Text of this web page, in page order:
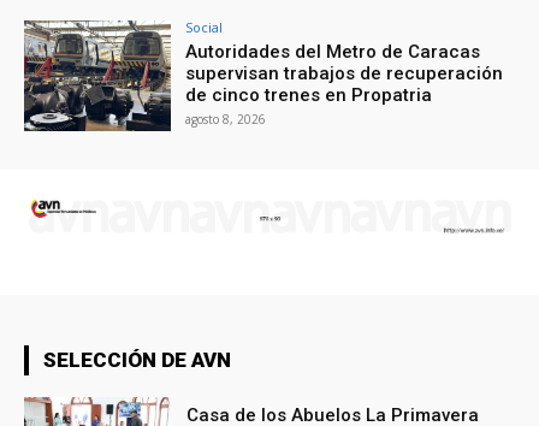
Social
Autoridades del Metro de Caracas
supervisan trabajos de recuperación
de cinco trenes en Propatria
agosto 8, 2026
SELECCIÓN DE AVN
Casa de los Abuelos La Primavera